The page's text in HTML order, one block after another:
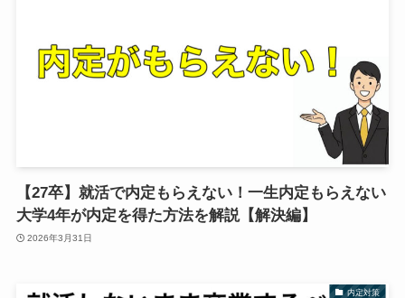
【27卒】就活で内定もらえない！一生内定もらえない
大学4年が内定を得た方法を解説【解決編】
2026年3月31日
内定対策